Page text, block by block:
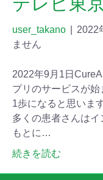
user_takano 2022
ません
2022年9月1日
プリのサービスが
1歩になると思いま
多くの患者さんは
もとに…
続きを読む